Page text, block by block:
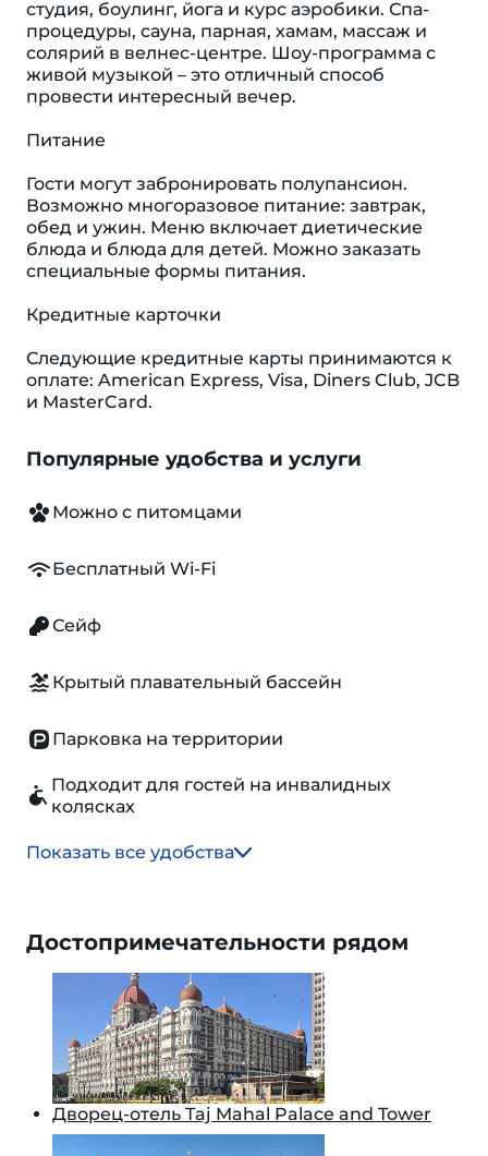
студия, боулинг, йога и курс аэробики. Спа-
процедуры, сауна, парная, хамам, массаж и
солярий в велнес-центре. Шоу-программа с
живой музыкой – это отличный способ
провести интересный вечер.
Питание
Гости могут забронировать полупансион.
Возможно многоразовое питание: завтрак,
обед и ужин. Меню включает диетические
блюда и блюда для детей. Можно заказать
специальные формы питания.
Кредитные карточки
Следующие кредитные карты принимаются к
оплате: American Express, Visa, Diners Club, JCB
и MasterCard.
Популярные удобства и услуги
Можно с питомцами
Бесплатный Wi-Fi
Сейф
Крытый плавательный бассейн
Парковка на территории
Подходит для гостей на инвалидных
колясках
Показать все удобства
Достопримечательности рядом
Дворец-отель Taj Mahal Palace and Tower